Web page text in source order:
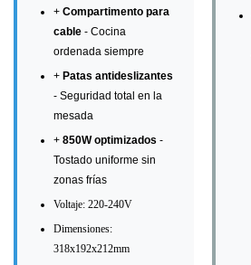
+ Compartimento para
cable - Cocina
ordenada siempre
+ Patas antideslizantes
- Seguridad total en la
mesada
+ 850W optimizados -
Tostado uniforme sin
zonas frías
Voltaje: 220-240V
Dimensiones:
318x192x212mm